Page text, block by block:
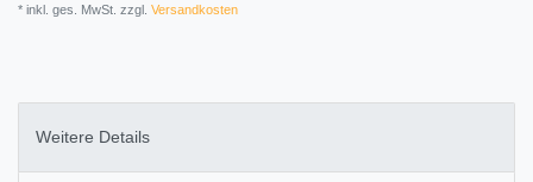
* inkl. ges. MwSt. zzgl. Versandkosten
Weitere Details